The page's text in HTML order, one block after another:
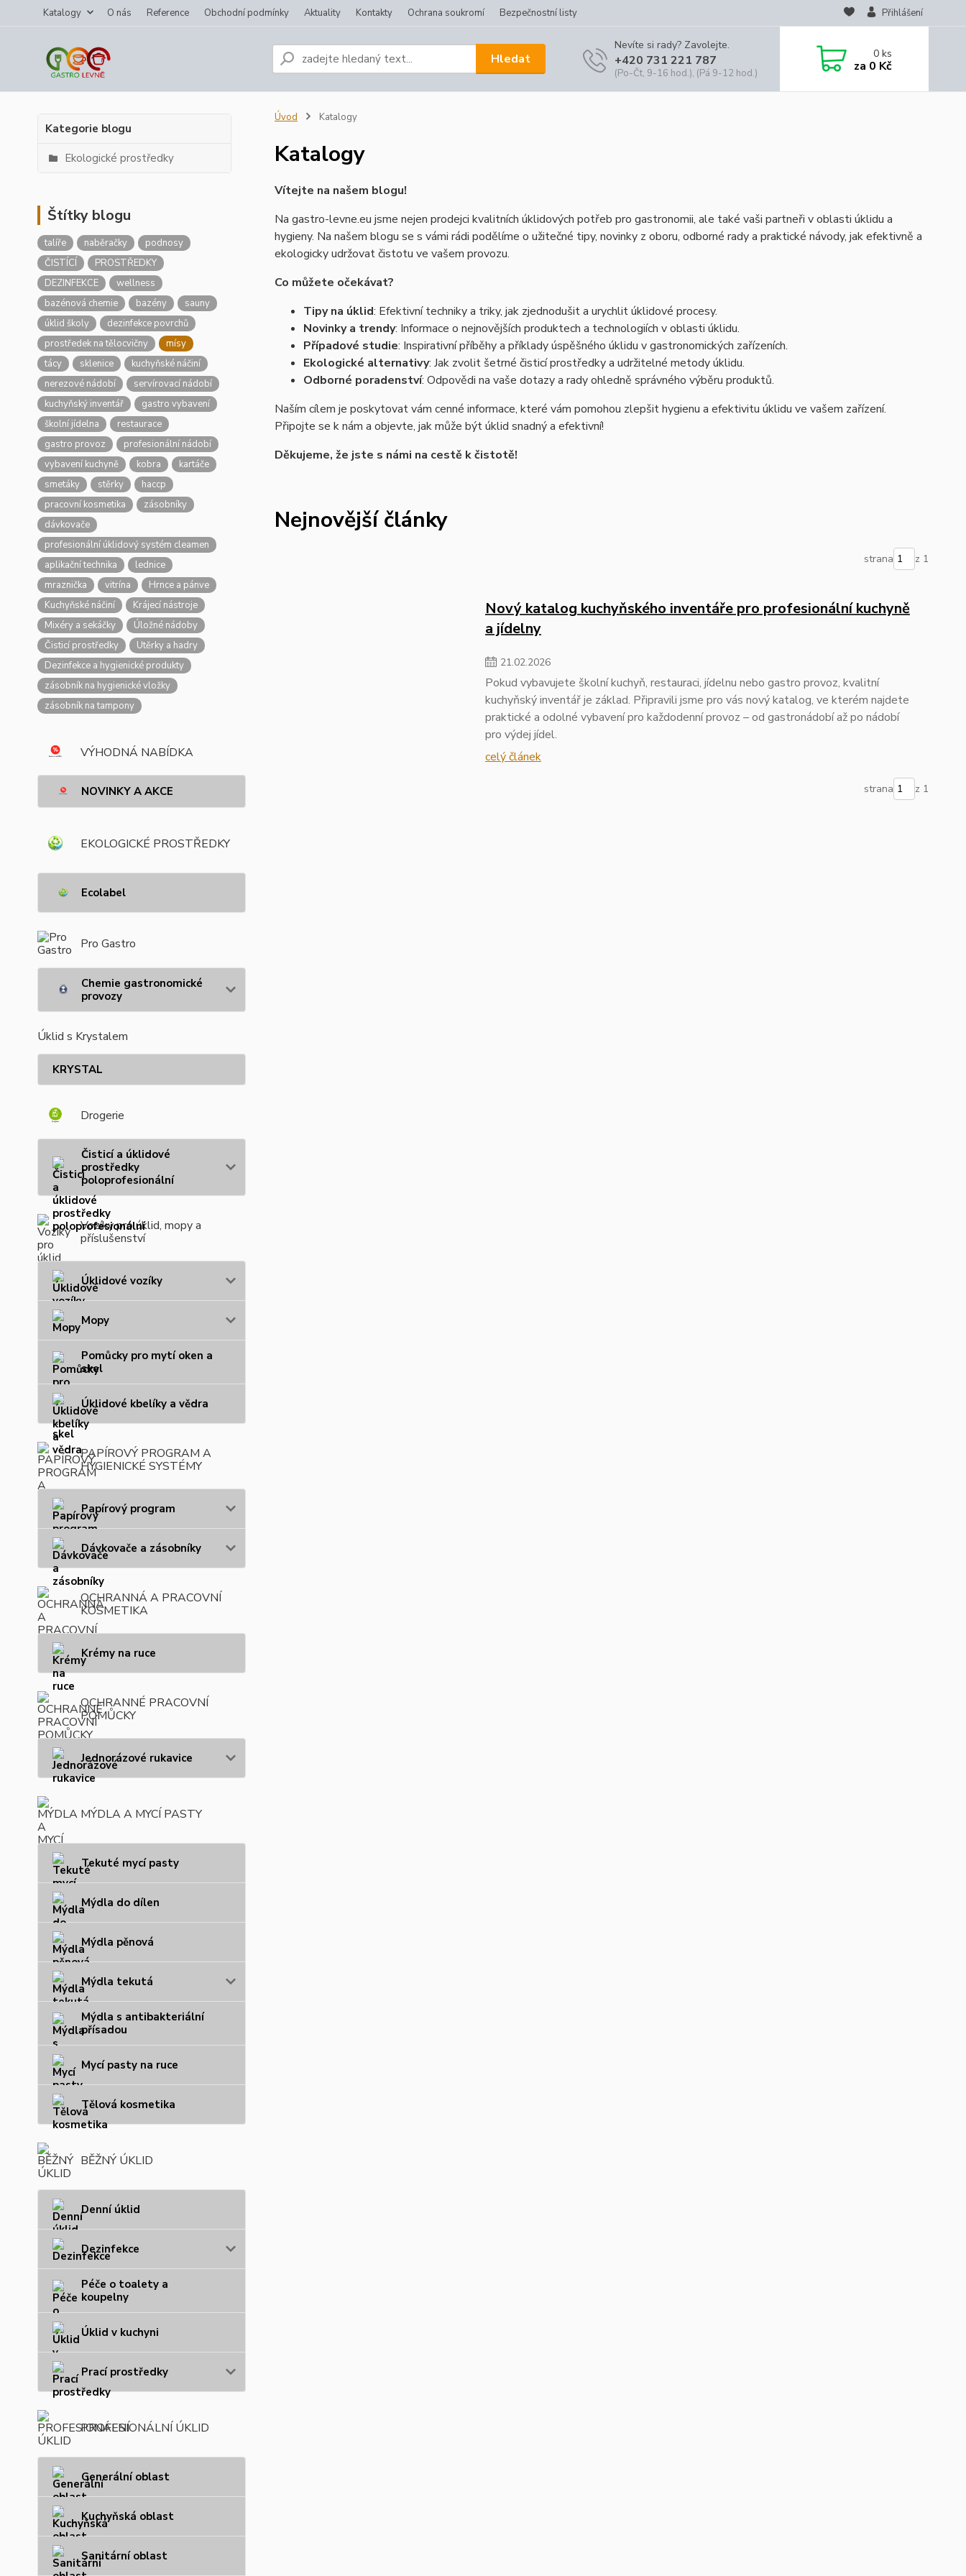
Katalogy O nás Reference Obchodní podmínky Aktuality Kontakty Ochrana soukromí Bezpečnostní listy Přihlášení
Hledat
Nevíte si rady? Zavolejte.
+420 731 221 787
(Po-Čt, 9-16 hod.), (Pá 9-12 hod.)
0ks
za 0 Kč
Kategorie blogu
Ekologické prostředky
Štítky blogu
talíře naběračky
podnosy
ČISTÍCÍ
PROSTŘEDKY
DEZINFEKCE
wellness
bazénová chemie
bazény
sauny
úklid školy
dezinfekce povrchů
prostředek na tělocvičny
mísy
tácy
sklenice
kuchyňské náčiní
nerezové nádobí
servírovací nádobí
kuchyňský inventář
gastro vybavení
školní jídelna
restaurace
gastro provoz
profesionální nádobí
vybavení kuchyně
kobra
kartáče
smetáky
stěrky
haccp
pracovní kosmetika
zásobníky
dávkovače
profesionální úklidový systém cleamen
aplikační technika
lednice
mraznička
vitrína
Hrnce a pánve
Kuchyňské náčiní
Krájecí nástroje
Mixéry a sekáčky
Úložné nádoby
Čisticí prostředky
Utěrky a hadry
Dezinfekce a hygienické produkty
zásobník na hygienické vložky
zásobník na tampony
VÝHODNÁ NABÍDKA
NOVINKY A AKCE
EKOLOGICKÉ PROSTŘEDKY
Ecolabel
Pro Gastro
Chemie gastronomické
provozy
Úklid s Krystalem
KRYSTAL
Drogerie
Čisticí a úklidové
prostředky
poloprofesionální
Vozíky pro úklid, mopy a
příslušenství
Úklidové vozíky
Mopy
Pomůcky pro mytí oken a
skel
Úklidové kbelíky a vědra
PAPÍROVÝ PROGRAM A
HYGIENICKÉ SYSTÉMY
Papírový program
Dávkovače a zásobníky
OCHRANNÁ A PRACOVNÍ
KOSMETIKA
Krémy na ruce
OCHRANNÉ PRACOVNÍ
POMŮCKY
Jednorázové rukavice
MÝDLA A MYCÍ PASTY
Tekuté mycí pasty
Mýdla do dílen
Mýdla pěnová
Mýdla tekutá
Mýdla s antibakteriální
přísadou
Mycí pasty na ruce
Tělová kosmetika
BĚŽNÝ ÚKLID
Denní úklid
Dezinfekce
Péče o toalety a
koupelny
Úklid v kuchyni
Prací prostředky
PROFESIONÁLNÍ ÚKLID
Generální oblast
Kuchyňská oblast
Sanitární oblast
Úvod Katalogy
Katalogy
Vítejte na našem blogu!
Na gastro-levne.eu jsme nejen prodejci kvalitních úklidových potřeb pro gastronomii, ale také vaši partneři v oblasti úklidu a
hygieny. Na našem blogu se s vámi rádi podělíme o užitečné tipy, novinky z oboru, odborné rady a praktické návody, jak efektivně a
ekologicky udržovat čistotu ve vašem provozu.
Co můžete očekávat?
Tipy na úklid: Efektivní techniky a triky, jak zjednodušit a urychlit úklidové procesy.
Novinky a trendy: Informace o nejnovějších produktech a technologiích v oblasti úklidu.
Případové studie: Inspirativní příběhy a příklady úspěšného úklidu v gastronomických zařízeních.
Ekologické alternativy: Jak zvolit šetrné čisticí prostředky a udržitelné metody úklidu.
Odborné poradenství: Odpovědi na vaše dotazy a rady ohledně správného výběru produktů.
Naším cílem je poskytovat vám cenné informace, které vám pomohou zlepšit hygienu a efektivitu úklidu ve vašem zařízení.
Připojte se k nám a objevte, jak může být úklid snadný a efektivní!
Děkujeme, že jste s námi na cestě k čistotě!
Nejnovější články
strana z 1
Nový katalog kuchyňského inventáře pro profesionální kuchyně
a jídelny
21.02.2026
Pokud vybavujete školní kuchyň, restauraci, jídelnu nebo gastro provoz, kvalitní
kuchyňský inventář je základ. Připravili jsme pro vás nový katalog, ve kterém najdete
praktické a odolné vybavení pro každodenní provoz – od gastronádobí až po nádobí
pro výdej jídel.
celý článek
strana z 1